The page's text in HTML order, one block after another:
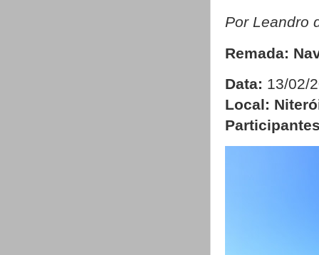
Por Leandro
Remada:
Data: 13/02/
Local: